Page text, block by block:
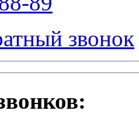
звонок